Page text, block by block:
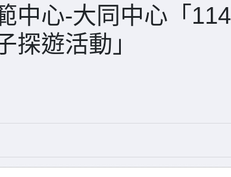
中心-大同中心「114
探遊活動」